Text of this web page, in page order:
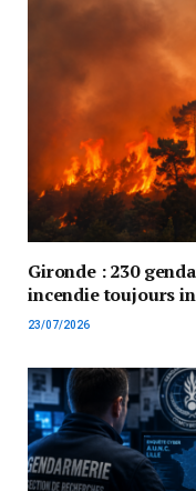
Gironde : 230
incendie toujours
23/07/2026